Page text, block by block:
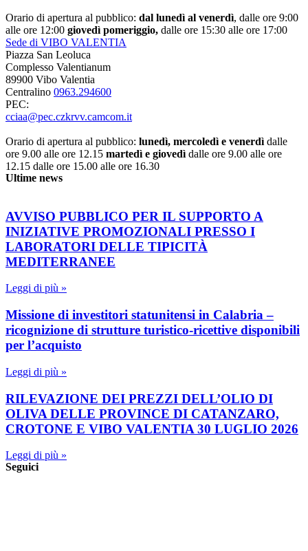
Orario di apertura al pubblico: dal lunedì al venerdì, dalle ore 9:00
alle ore 12:00 giovedì pomeriggio, dalle ore 15:30 alle ore 17:00
Sede di VIBO VALENTIA
Piazza San Leoluca
Complesso Valentianum
89900 Vibo Valentia
Centralino 0963.294600
PEC:
cciaa@pec.czkrvv.camcom.it
Orario di apertura al pubblico: lunedì, mercoledì e venerdì dalle
ore 9.00 alle ore 12.15 martedì e giovedì dalle ore 9.00 alle ore
12.15 dalle ore 15.00 alle ore 16.30
Ultime news
AVVISO PUBBLICO PER IL SUPPORTO A
INIZIATIVE PROMOZIONALI PRESSO I
LABORATORI DELLE TIPICITÀ
MEDITERRANEE
Leggi di più »
Missione di investitori statunitensi in Calabria –
ricognizione di strutture turistico-ricettive disponibili
per l’acquisto
Leggi di più »
RILEVAZIONE DEI PREZZI DELL’OLIO DI
OLIVA DELLE PROVINCE DI CATANZARO,
CROTONE E VIBO VALENTIA 30 LUGLIO 2026
Leggi di più »
Seguici